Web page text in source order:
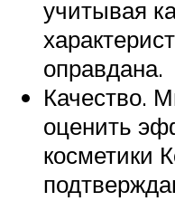
учитывая
оправдана.
Качество.
оценить
косметики